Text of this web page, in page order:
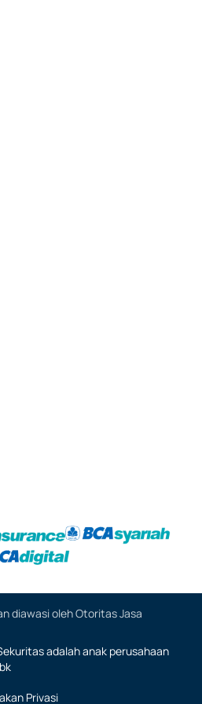
diawasi oleh Otoritas Jasa
adalah anak perusahaan
Privasi